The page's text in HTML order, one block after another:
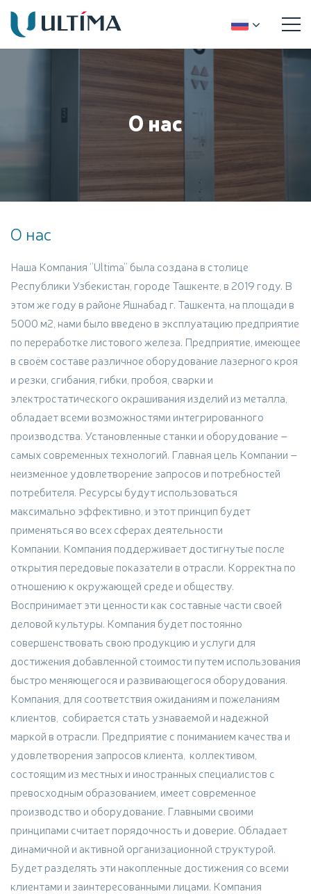
О нас
О нас
Наша Компания ‘’Ultima’’ была создана в столице
Республики Узбекистан, городе Ташкенте, в 2019 году. В
этом же году в районе Яшнабад г. Ташкента, на площади в
5000 м2, нами было введено в эксплуатацию предприятие
по переработке листового железа. Предприятие, имеющее
в своём составе различное оборудование лазерного кроя
и резки, сгибания, гибки, пробоя, сварки и
электростатического окрашивания изделий из металла,
обладает всеми возможностями интегрированного
производства. Установленные станки и оборудование –
самых современных технологий. Главная цель Компании –
неизменное удовлетворение запросов и потребностей
потребителя. Ресурсы будут использоваться
максимально эффективно, и этот принцип будет
применяться во всех сферах деятельности
Компании. Компания поддерживает достигнутые после
открытия передовые показатели в отрасли. Корректна по
отношению к окружающей среде и обществу.
Воспринимает эти ценности как составные части своей
деловой культуры. Компания будет постоянно
совершенствовать свою продукцию и услуги для
достижения добавленной стоимости путем использования
быстро меняющегося и развивающегося оборудования.
Компания, для соответствия ожиданиям и пожеланиям
клиентов, собирается стать узнаваемой и надежной
маркой в отрасли. Предприятие с пониманием качества и
удовлетворения запросов клиента, коллективом,
состоящим из местных и иностранных специалистов с
превосходным образованием, имеет современное
производство и оборудование. Главными своими
принципами считает порядочность и доверие. Обладает
динамичной и активной организационной структурой.
Будет разделять эти накопленные достижения со всеми
клиентами и заинтересованными лицами. Компания